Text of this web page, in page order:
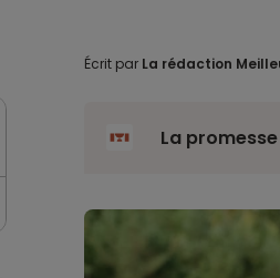
Écrit par La rédaction
La